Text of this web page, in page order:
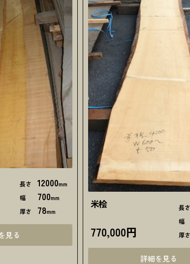
長さ 12000mm
幅 700mm
厚さ 78mm
見る
米桧
770,000円
長
厚
詳細を見る